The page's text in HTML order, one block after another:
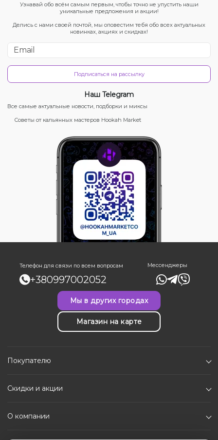
Узнавай обо всём самым первым, чтобы точно не упустить наши
уникальные предложения и акции!
Делись с нами своей почтой, мы оповестим тебя обо всех актуальных
новинках, акциях и скидках!
Подписаться на рассылку
Наш Telegram
Все самые актуальные новости, подборки и миксы
Советы от кальянных мастеров Hookah Market
Телефон для связи по всем вопросам
+380997002052
Мессенджеры
Мы в других городах
Магазин на карте
Покупателю
Скидки и акции
О компании